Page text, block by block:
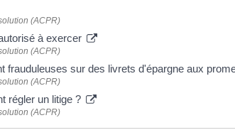
(ACPR)
à exercer
(ACPR)
frauduleuses sur des livrets d'épargne aux
(ACPR)
régler un litige ?
(ACPR)